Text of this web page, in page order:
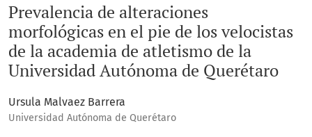
Prevalencia de alteraciones
morfológicas en el pie de los velocistas
de la academia de atletismo de la
Universidad Autónoma de Querétaro
Ursula Malvaez Barrera
Universidad Autónoma de Querétaro